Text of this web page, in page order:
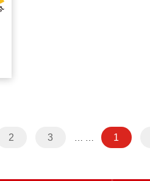
2 3 1